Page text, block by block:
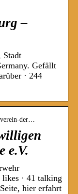
–
Stadt
Gefällt
· 244
der…
e.V.
· 41 talking
hier erfahrt